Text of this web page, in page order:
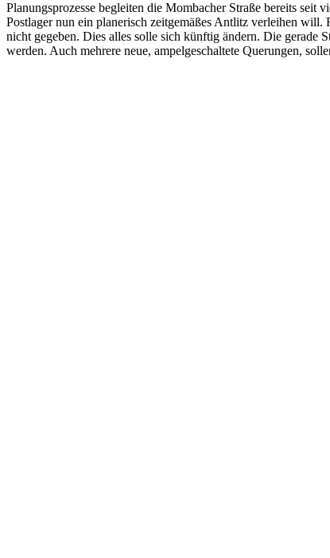
Planungsprozesse begleiten die Mombacher Straße bereits
Postlager nun ein planerisch zeitgemäßes Antlitz verleihen
nicht gegeben. Dies alles solle sich künftig ändern. Die gerade
werden. Auch mehrere neue, ampelgeschaltete Querungen,